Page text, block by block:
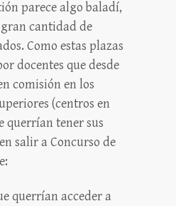
parece algo baladí,
cantidad de
Como estas plazas
docentes que desde
comisión en los
(centros en
querrían tener sus
salir a Concurso de
querrían acceder a